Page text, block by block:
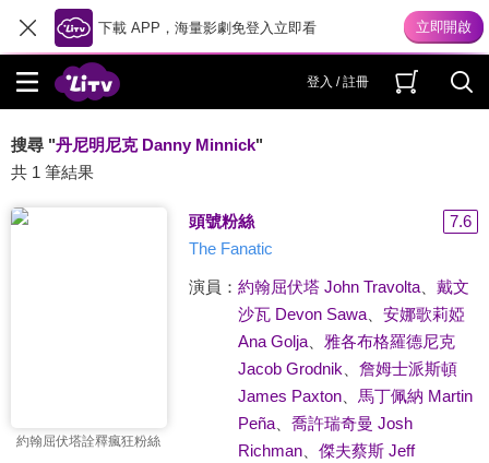
下載 APP，海量影劇免登入立即看
登入 / 註冊
搜尋 "丹尼明尼克 Danny Minnick"
共 1 筆結果
約翰屈伏塔詮釋瘋狂粉絲
頭號粉絲
7.6
The Fanatic
演員： 約翰屈伏塔 John Travolta、 戴文
沙瓦 Devon Sawa、 安娜歌莉婭
Ana Golja、 雅各布格羅德尼克
Jacob Grodnik
詹姆士派斯頓
James Paxton、 馬丁佩納 Martin
Peña、 喬許瑞奇曼 Josh
Richman、 傑夫蔡斯 Jeff